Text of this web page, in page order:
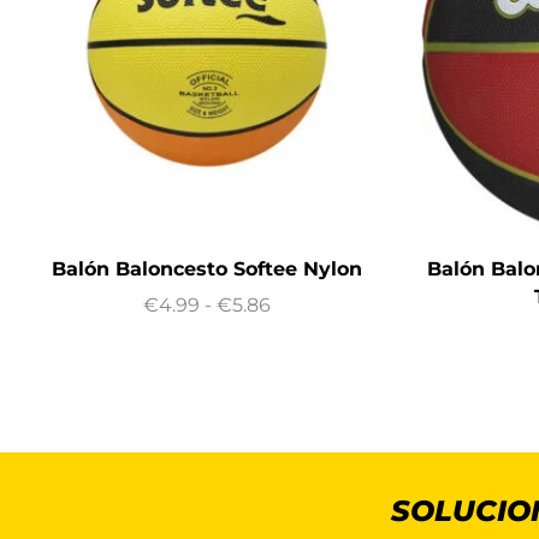
Balón Baloncesto Softee Nylon
€4.99 - €5.86
Balón